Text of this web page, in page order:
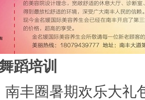
蹈培训
南丰圈暑期欢乐大礼